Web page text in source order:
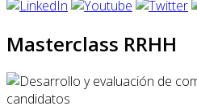
Masterclass RRHH